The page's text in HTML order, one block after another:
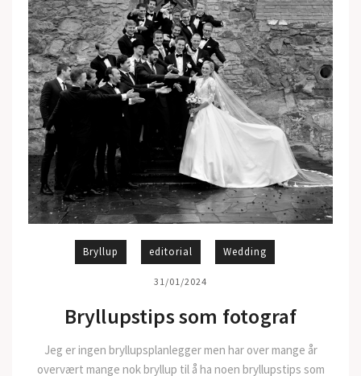
Bryllup editorial Wedding
31/01/2024
Bryllupstips som fotograf
Jeg er ingen bryllupsplanlegger men har over mange år
overvært mange nok bryllup til å ha noen bryllupstips som